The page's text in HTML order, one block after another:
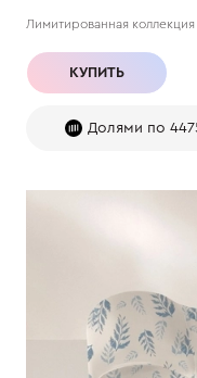
Лимитированная
КУПИТЬ
Долями по